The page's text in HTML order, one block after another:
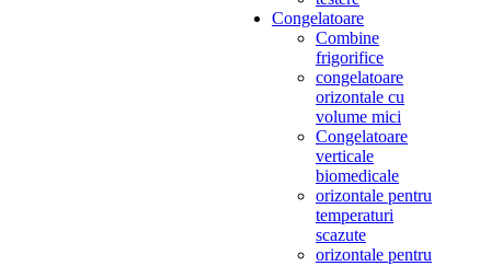
Congelatoare
Combine
frigorifice
congelatoare
orizontale cu
volume mici
Congelatoare
verticale
biomedicale
orizontale pentru
temperaturi
scazute
orizontale pentru